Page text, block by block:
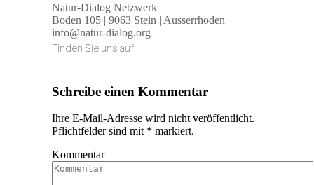
Natur-Dialog Netzwerk
Boden 105 | 9063 Stein | Ausserrhoden
info@natur-dialog.org
Finden Sie uns auf:
page
in
new
Mail
opens
in
window
Schreibe einen Kommentar
Ihre E-Mail-Adresse wird nicht veröffentlicht.
Pflichtfelder sind mit * markiert.
Kommentar